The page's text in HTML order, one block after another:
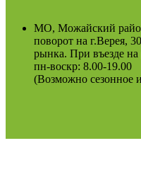
МО, Можайский
поворот на г.Верея,
рынка. При въезде
пн-воскр: 8.00-19.00
(Возможно сезонное